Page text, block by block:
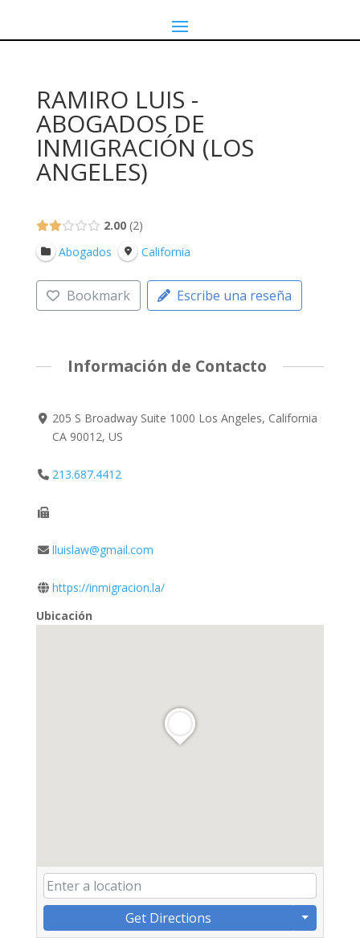
RAMIRO LUIS -
ABOGADOS DE
INMIGRACIÓN (LOS
ANGELES)
2.00 2
Abogados
California
Bookmark Escribe una reseña
Información de Contacto
205 S Broadway Suite 1000 Los Angeles, California
CA 90012, US
213.687.4412
lluislaw@gmail.com
https://inmigracion.la/
Ubicación
Get Directions